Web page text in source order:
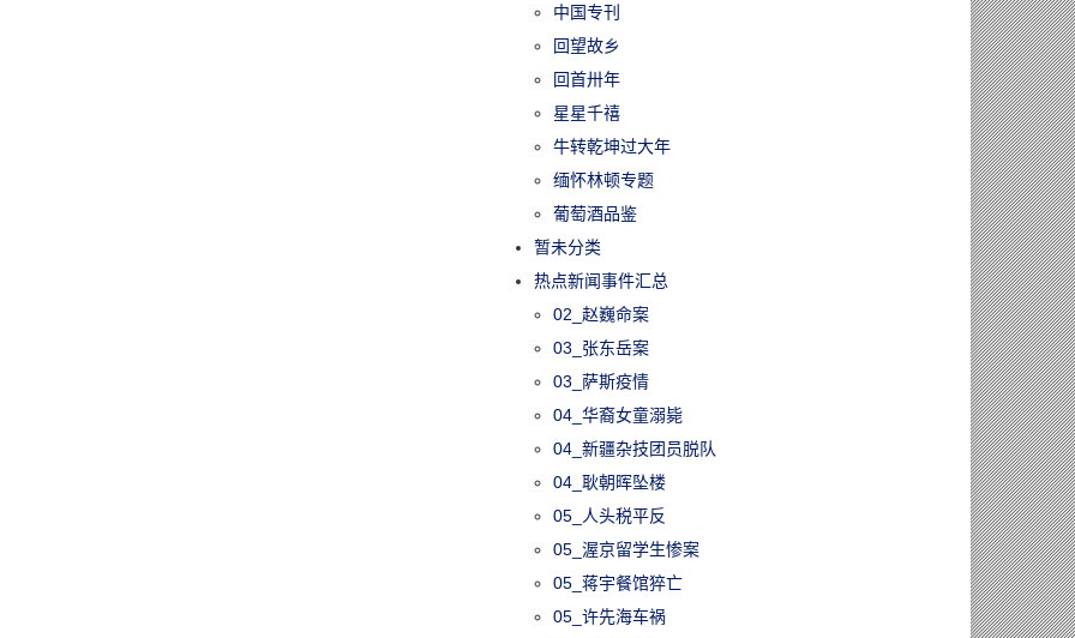
中国专刊
回望故乡
回首卅年
星星千禧
牛转乾坤过大年
缅怀林顿专题
葡萄酒品鉴
暂未分类
热点新闻事件汇总
02_赵巍命案
03_张东岳案
03_萨斯疫情
04_华裔女童溺毙
04_新疆杂技团员脱队
04_耿朝晖坠楼
05_人头税平反
05_渥京留学生惨案
05_蒋宇餐馆猝亡
05_许先海车祸